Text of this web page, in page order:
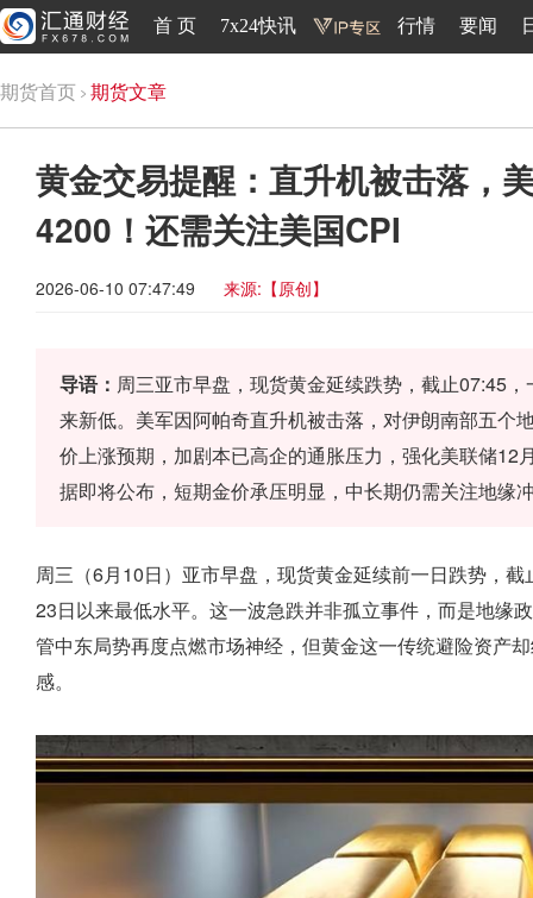
首 页 7x24快讯 行情 要闻
期货首页 期货文章
黄金交易提醒：直升机被击落，
4200！还需关注美国CPI
2026-06-10 07:47:49 来源:【原创】
导语： 周三亚市早盘，现货黄金延续跌势，截止07:45
来新低。美军因阿帕奇直升机被击落，对伊朗南部五个
价上涨预期，加剧本已高企的通胀压力，强化美联储
据即将公布，短期金价承压明显，中长期仍需关注地缘
周三（6月10日）亚市早盘，现货黄金延续前一日跌势，
23日以来最低水平。这一波急跌并非孤立事件，而是地缘
管中东局势再度点燃市场神经，但黄金这一传统避险资产
感。